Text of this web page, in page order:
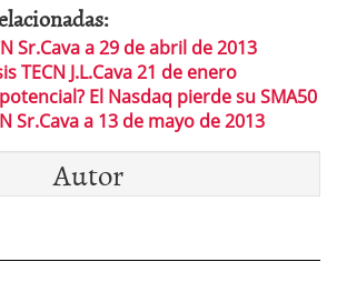
Sr.Cava a 29 de abril de 2013
TECN J.L.Cava 21 de enero
El Nasdaq pierde su SMA50
Sr.Cava a 13 de mayo de 2013
Autor